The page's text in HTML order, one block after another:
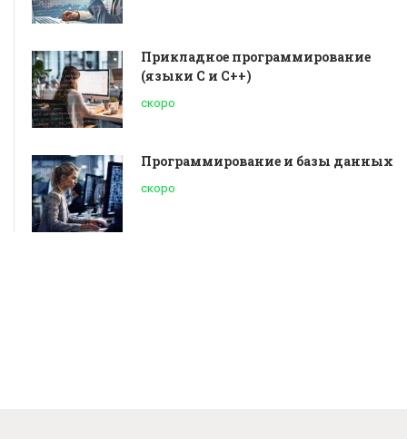
Прикладное программирование
(языки С и С++)
скоро
Программирование и базы данных
скоро